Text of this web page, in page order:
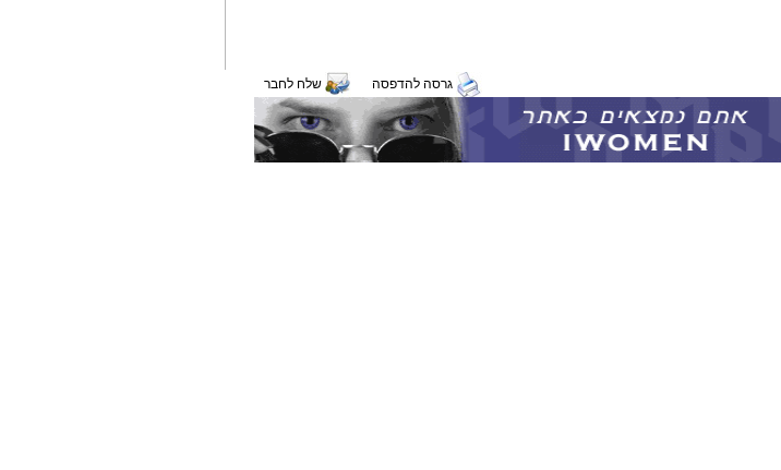
גרסה להדפסה שלח לחבר